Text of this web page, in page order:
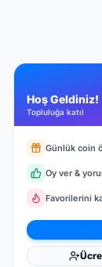
Hoş Geldiniz!
Topluluğa katıl
Günlük coin
Oy ver &
Favorilerini